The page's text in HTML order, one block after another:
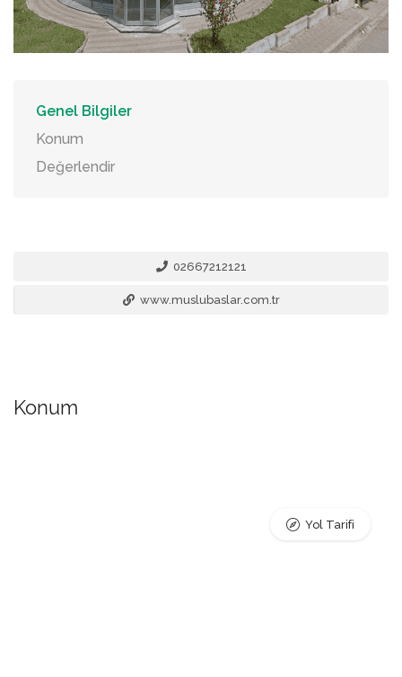
Genel Bilgiler
Konum
Değerlendir
02667212121
www.muslubaslar.com.tr
Konum
Yol Tarifi